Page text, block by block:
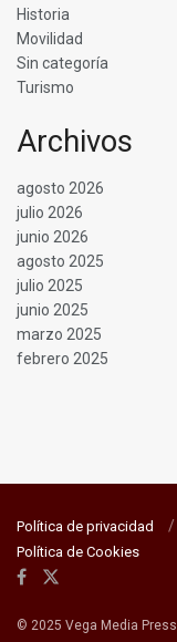
Historia
Movilidad
Sin categoría
Turismo
Archivos
agosto 2026
julio 2026
junio 2026
agosto 2025
julio 2025
junio 2025
marzo 2025
febrero 2025
Política de privacidad
Política de Cookies
© 2025 Vega Media Press